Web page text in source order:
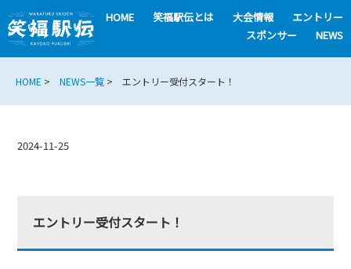
HOME 笑福駅伝とは 大会情報
エントリー
スポンサー
NEWS
HOME > NEWS一覧 > エントリー受付スタート！
2024-11-25
エントリー受付スタート！